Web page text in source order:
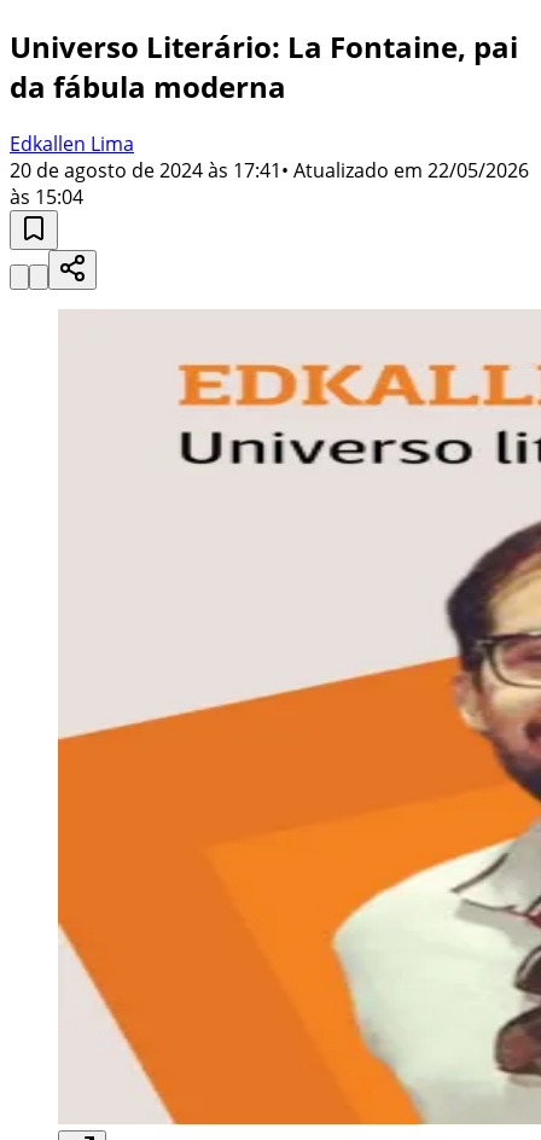
Universo Literário: La Fontaine, pai
da fábula moderna
Edkallen Lima
20 de agosto de 2024 às 17:41• Atualizado em 22/05/2026
às 15:04